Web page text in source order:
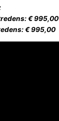
€ 995,00
€ 995,00